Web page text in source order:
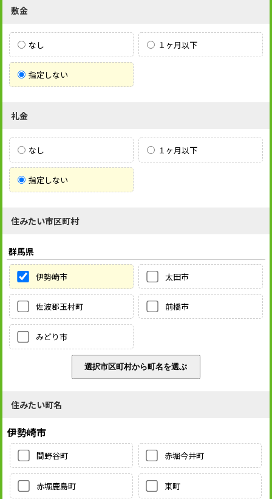
敷金
なし １ヶ月以下
指定しない
礼金
なし １ヶ月以下
指定しない
住みたい市区町村
群馬県
伊勢崎市 太田市
佐波郡玉村町 前橋市
みどり市
住みたい町名
伊勢崎市
間野谷町 赤堀今井町
赤堀鹿島町 東町